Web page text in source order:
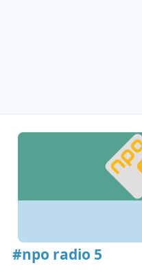
#npo radio 5